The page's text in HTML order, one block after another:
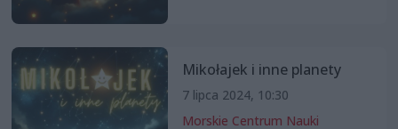
Mikołajek i inne planety
7 lipca 2024, 10:30
Morskie Centrum Nauki